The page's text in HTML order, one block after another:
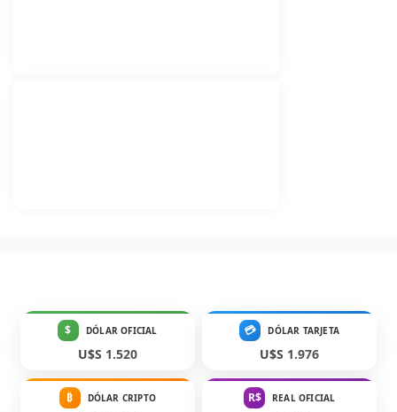
$ DÓLAR OFICIAL
U$S 1.520
💳 DÓLAR TARJETA
U$S 1.976
₿ DÓLAR CRIPTO R$ REAL OFICIAL